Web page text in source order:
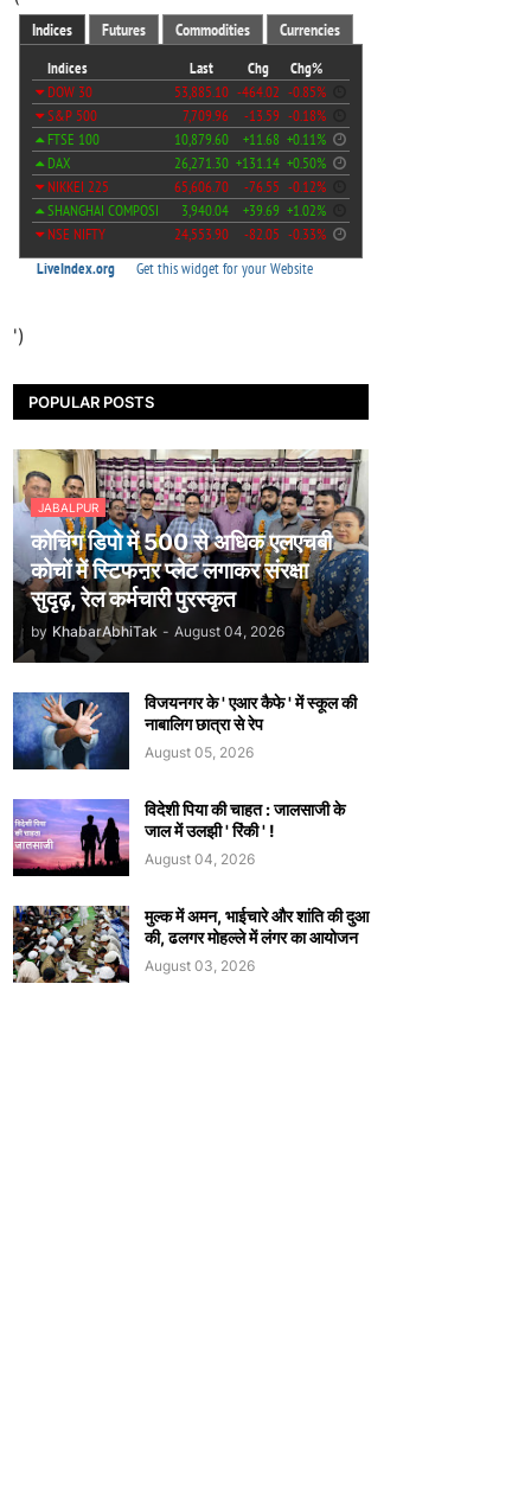
')
POPULAR POSTS
JABALPUR
कोचिंग डिपो में 500 से अधिक एलएचबी
कोचों में स्टिफऩर प्लेट लगाकर संरक्षा
सुदृढ़, रेल कर्मचारी पुरस्कृत
by KhabarAbhiTak - August 04, 2026
विजयनगर के ' एआर कैफे ' में स्कूल की
नाबालिग छात्रा से रेप
August 05, 2026
विदेशी पिया की चाहत : जालसाजी के
जाल में उलझी ' रिंकी ' !
August 04, 2026
मुल्क में अमन, भाईचारे और शांति की दुआ
की, ढलगर मोहल्ले में लंगर का आयोजन
August 03, 2026